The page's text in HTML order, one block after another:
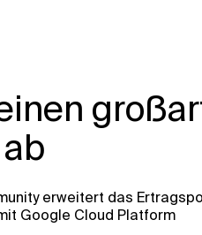
nach Genauigkeit, aber gelegentlich
Informationen, bevor Sie
erweitert das
Google Cloud Platform